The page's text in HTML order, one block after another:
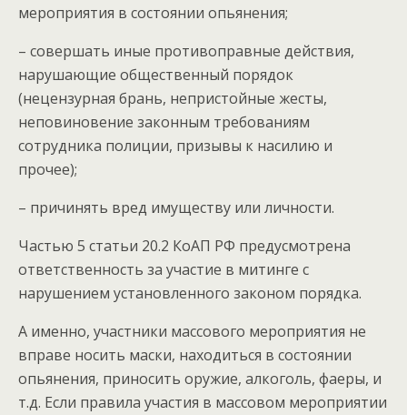
мероприятия в состоянии опьянения;
– совершать иные противоправные действия,
нарушающие общественный порядок
(нецензурная брань, непристойные жесты,
неповиновение законным требованиям
сотрудника полиции, призывы к насилию и
прочее);
– причинять вред имуществу или личности.
Частью 5 статьи 20.2 КоАП РФ предусмотрена
ответственность за участие в митинге с
нарушением установленного законом порядка.
А именно, участники массового мероприятия не
вправе носить маски, находиться в состоянии
опьянения, приносить оружие, алкоголь, фаеры, и
т.д. Если правила участия в массовом мероприятии